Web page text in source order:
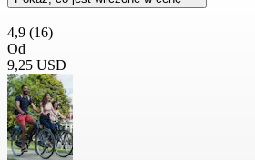
4,9 (16)
Od
9,25 USD